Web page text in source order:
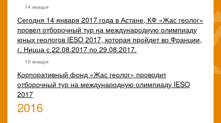
14 января
Сегодня 14 января 2017 года в Астане, КФ «Жас геолог»
провел отборочный тур на международную олимпиаду
юных геологов IESO 2017, которая пройдет во Франции,
г. Ницца с 22.08.2017 по 29.08.2017.
10 января
Корпоративный фонд «Жас геолог» проводит
отборочный тур на международную олимпиаду IESO
2017
2016